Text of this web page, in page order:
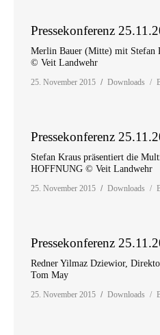
Pressekonferenz
Merlin Bauer (Mitte) mit Stefan
© Veit Landwehr
25. November 2015 Downloads
Pressekonferenz
Stefan Kraus präsentiert die
HOFFNUNG © Veit Landwehr
25. November 2015 Downloads
Pressekonferenz
Redner Yilmaz Dziewior,
Tom May
25. November 2015 Downloads